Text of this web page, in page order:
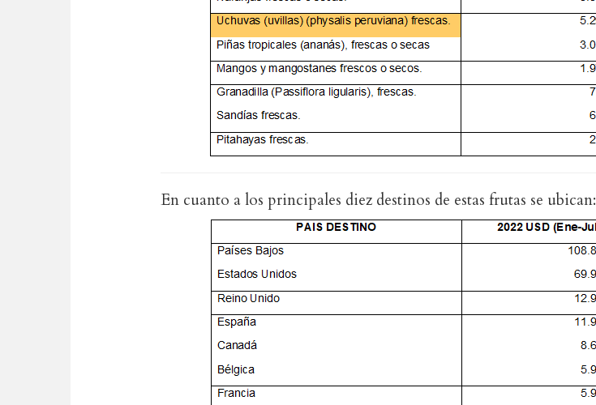
En cuanto a los principales diez destinos de estas frutas se ubican: